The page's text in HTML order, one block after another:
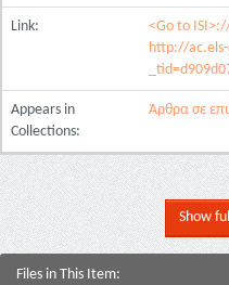
Link:
<Go to
http://ac.els-
Appears in
Collections:
Άρθρα σε
Show
Files in This Item: